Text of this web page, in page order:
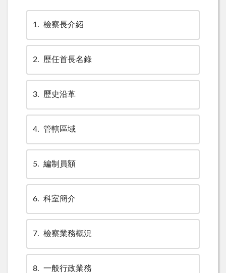
1 檢察長介紹
2 歷任首長名錄
3 歷史沿革
4 管轄區域
5 編制員額
6 科室簡介
7 檢察業務概況
8 一般行政業務